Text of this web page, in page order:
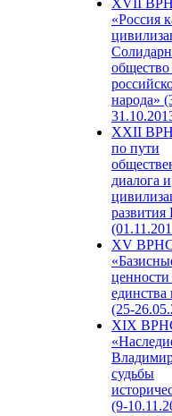
XVII
«Россия
народа»
XXII
по пути
диалога и
развития
XV
единства
(25-
XIX
судьбы
(9-